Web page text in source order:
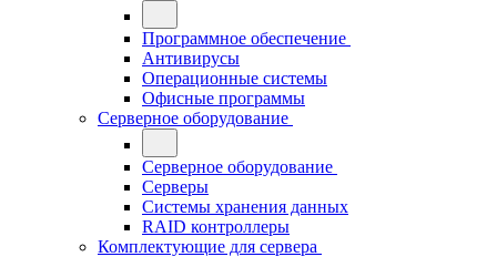
Программное обеспечение
Антивирусы
Операционные системы
Офисные программы
Серверное оборудование
Серверное оборудование
Серверы
Системы хранения данных
RAID контроллеры
Комплектующие для сервера